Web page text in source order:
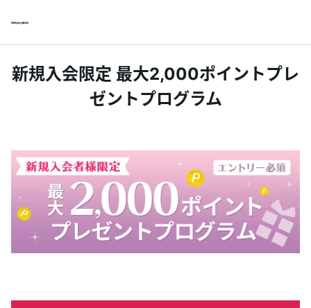
新規入会限定 最大2,000ポイントプレ
ゼントプログラム